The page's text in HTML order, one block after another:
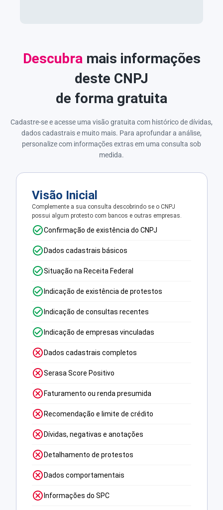
Descubra mais informações
deste CNPJ
de forma gratuita
Cadastre-se e acesse uma visão gratuita com histórico de dívidas,
dados cadastrais e muito mais. Para aprofundar a análise,
personalize com informações extras em uma consulta sob
medida.
Visão Inicial
Complemente a sua consulta descobrindo se o CNPJ
possui algum protesto com bancos e outras empresas.
Confirmação de existência do CNPJ
Dados cadastrais básicos
Situação na Receita Federal
Indicação de existência de protestos
Indicação de consultas recentes
Indicação de empresas vinculadas
Dados cadastrais completos
Serasa Score Positivo
Faturamento ou renda presumida
Recomendação e limite de crédito
Dívidas, negativas e anotações
Detalhamento de protestos
Dados comportamentais
Informações do SPC